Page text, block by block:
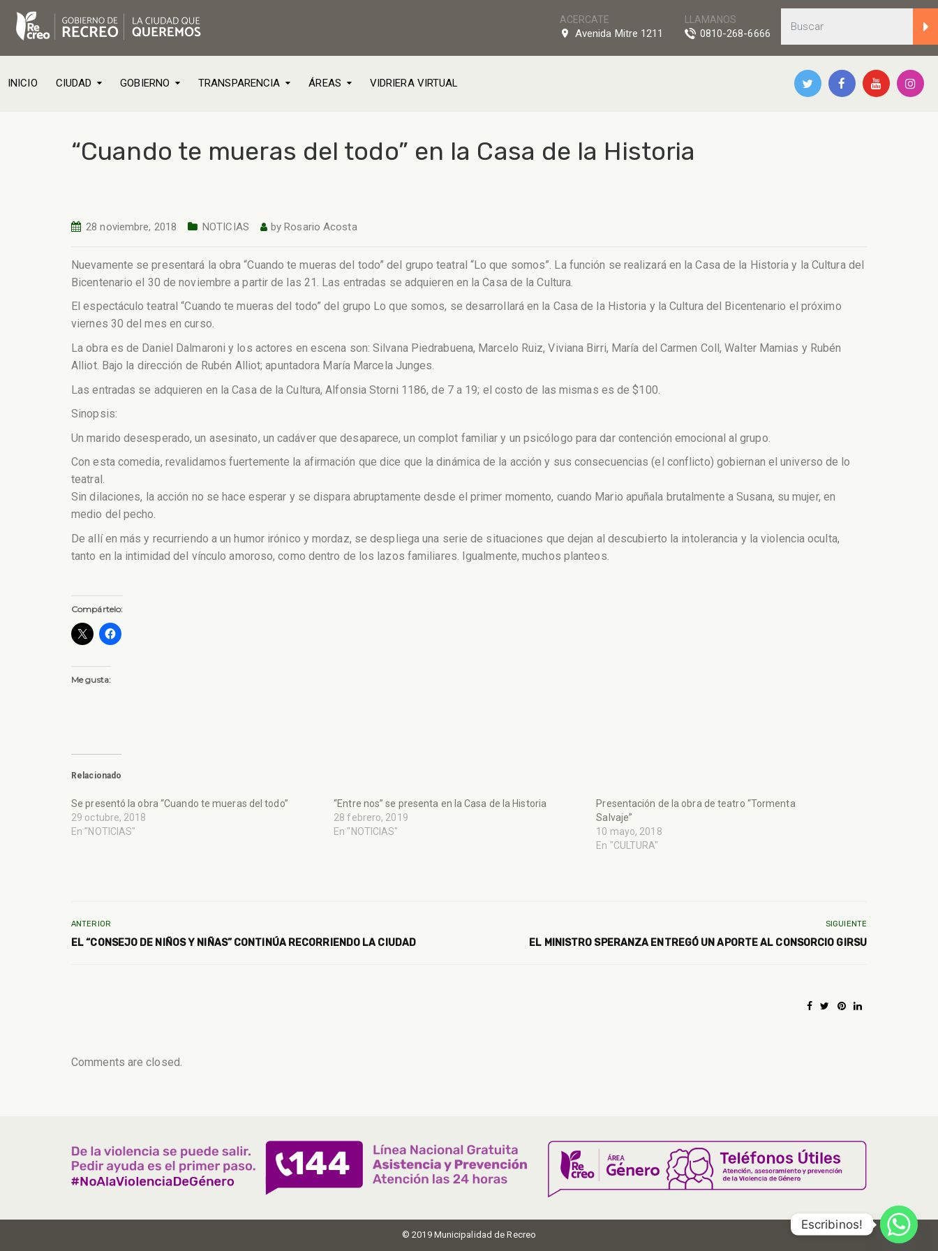
LLAMANOS
0810-268-6666
ACERCATE
Avenida Mitre 1211
INICIO CIUDAD GOBIERNO TRANSPARENCIA ÁREAS VIDRIERA VIRTUAL
“Cuando te mueras del todo” en la Casa de la Historia
28 noviembre, 2018 NOTICIAS byRosario Acosta
Nuevamente se presentará la obra “Cuando te mueras del todo” del grupo teatral “Lo que somos”. La función se realizará en la Casa de la Historia y la Cultura del
Bicentenario el 30 de noviembre a partir de las 21. Las entradas se adquieren en la Casa de la Cultura.
El espectáculo teatral “Cuando te mueras del todo” del grupo Lo que somos, se desarrollará en la Casa de la Historia y la Cultura del Bicentenario el próximo
viernes 30 del mes en curso.
La obra es de Daniel Dalmaroni y los actores en escena son: Silvana Piedrabuena, Marcelo Ruiz, Viviana Birri, María del Carmen Coll, Walter Mamias y Rubén
Alliot. Bajo la dirección de Rubén Alliot; apuntadora María Marcela Junges.
Las entradas se adquieren en la Casa de la Cultura, Alfonsia Storni 1186, de 7 a 19; el costo de las mismas es de $100.
Sinopsis:
Un marido desesperado, un asesinato, un cadáver que desaparece, un complot familiar y un psicólogo para dar contención emocional al grupo.
Con esta comedia, revalidamos fuertemente la afirmación que dice que la dinámica de la acción y sus consecuencias (el conflicto) gobiernan el universo de lo
teatral.
Sin dilaciones, la acción no se hace esperar y se dispara abruptamente desde el primer momento, cuando Mario apuñala brutalmente a Susana, su mujer, en
medio del pecho.
De allí en más y recurriendo a un humor irónico y mordaz, se despliega una serie de situaciones que dejan al descubierto la intolerancia y la violencia oculta,
tanto en la intimidad del vínculo amoroso, como dentro de los lazos familiares. Igualmente, muchos planteos.
Compártelo:
Me gusta:
Relacionado
Se presentó la obra “Cuando te mueras del todo”
29 octubre, 2018
En "NOTICIAS"
“Entre nos” se presenta en la Casa de la Historia
28 febrero, 2019
En "NOTICIAS"
Presentación de la obra de teatro “Tormenta
Salvaje”
10 mayo, 2018
En "CULTURA"
ANTERIOR
EL “CONSEJO DE NIÑOS Y NIÑAS” CONTINÚA RECORRIENDO LA CIUDAD
SIGUIENTE
EL MINISTRO SPERANZA ENTREGÓ UN APORTE AL CONSORCIO GIRSU
Comments are closed.
© 2019 Municipalidad de Recreo
Escribinos!